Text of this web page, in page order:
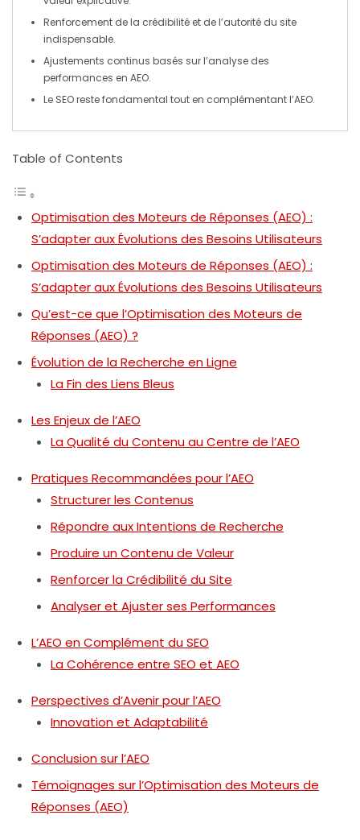
Renforcement de la crédibilité et del’autorité du site
indispensable.
Ajustements continus basés sur l’analyse des
performances en AEO.
Le SEOreste fondamental tout en complémentant l’AEO.
Table of Contents
Optimisation des Moteurs de Réponses (AEO) :
S’adapter aux Évolutions des Besoins Utilisateurs
Optimisation des Moteurs de Réponses (AEO) :
S’adapter aux Évolutions des Besoins Utilisateurs
Qu’est-ce que l’Optimisation des Moteurs de
Réponses (AEO) ?
Évolution de la Recherche en Ligne
La Fin des Liens Bleus
Les Enjeux de l’AEO
La Qualité du Contenu au Centre de l’AEO
Pratiques Recommandées pour l’AEO
Structurer les Contenus
Répondre aux Intentions de Recherche
Produire un Contenu de Valeur
Renforcer la Crédibilité du Site
Analyser et Ajuster ses Performances
L’AEO en Complément du SEO
La Cohérence entre SEO et AEO
Perspectives d’Avenir pour l’AEO
Innovation et Adaptabilité
Conclusion sur l’AEO
Témoignages sur l’Optimisation des Moteurs de
Réponses (AEO)